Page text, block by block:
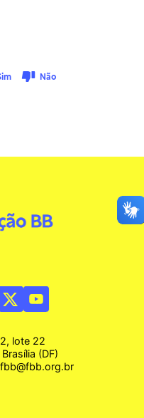
Não
lote 22
(DF)